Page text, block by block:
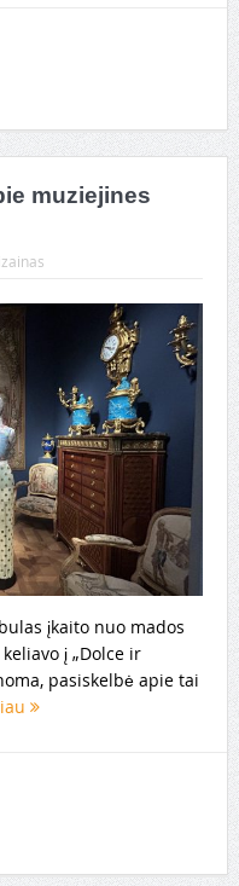
muziejines
įkaito nuo mados
į „Dolce ir
pasiskelbė apie tai